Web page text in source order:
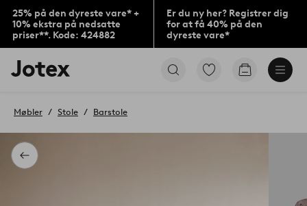
25% på den dyreste vare* +
10% ekstra på nedsatte
priser**. Kode: 424882
Er du ny her? Registrer dig
for at få 40% på den
dyreste vare*
Jotex
logo
til
Gå
Gå
Tilbage
Møbler Stole Barstole